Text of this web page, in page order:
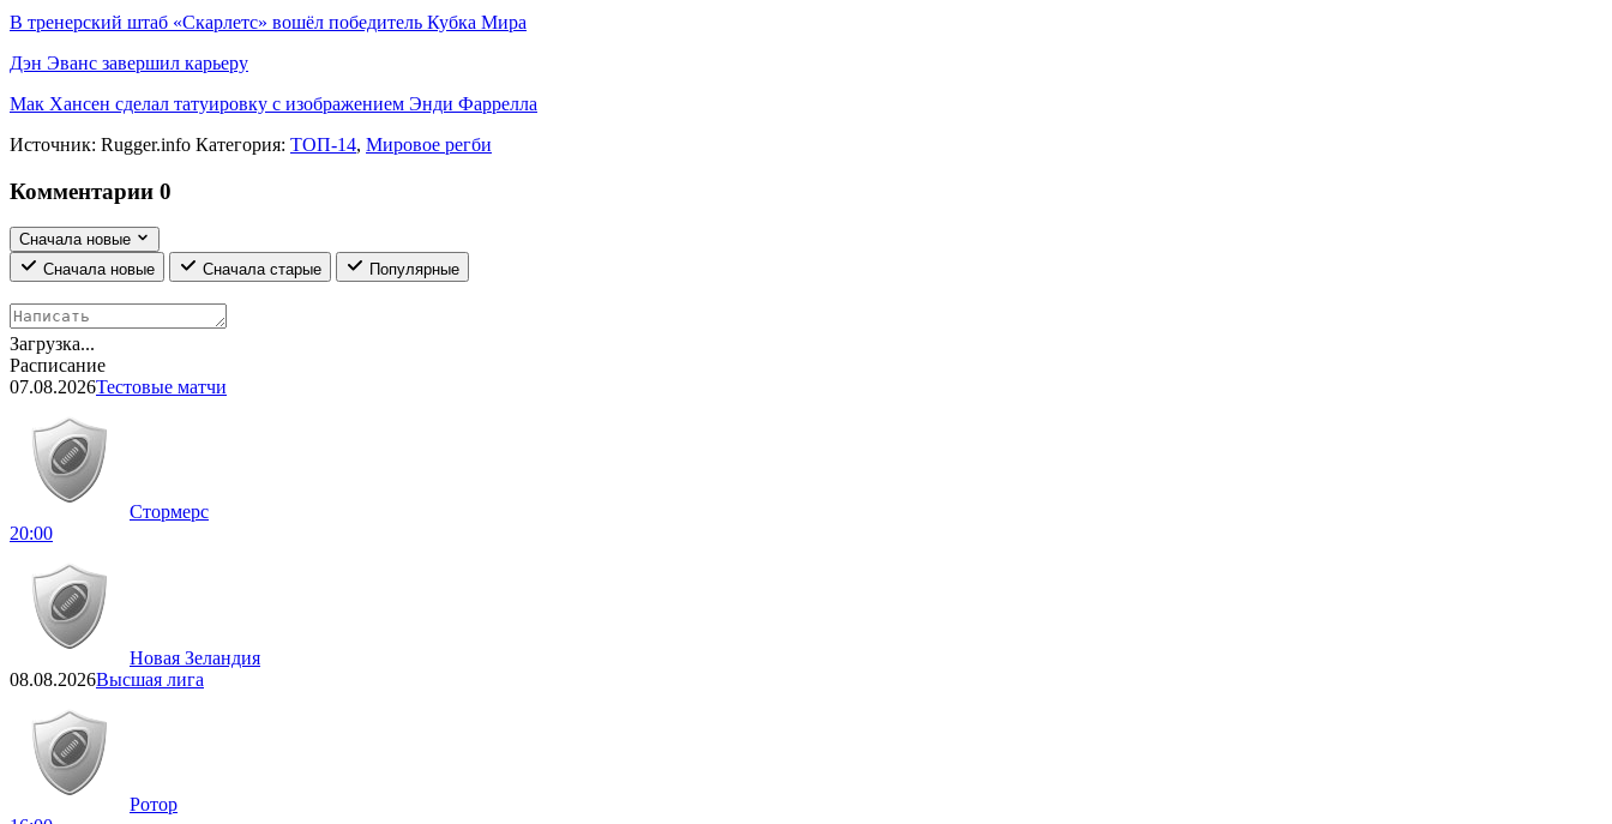
В тренерский штаб «Скарлетс» вошёл победитель Кубка Мира
Дэн Эванс завершил карьеру
Мак Хансен сделал татуировку с изображением Энди Фаррелла
Источник: Rugger.info Категория: ТОП-14, Мировое регби
Комментарии 0
Сначала новые
Сначала новые
Сначала старые Популярные
Загрузка...
Расписание
07.08.2026Тестовые матчи
Стормерс
20:00
Новая Зеландия
08.08.2026Высшая лига
Ротор